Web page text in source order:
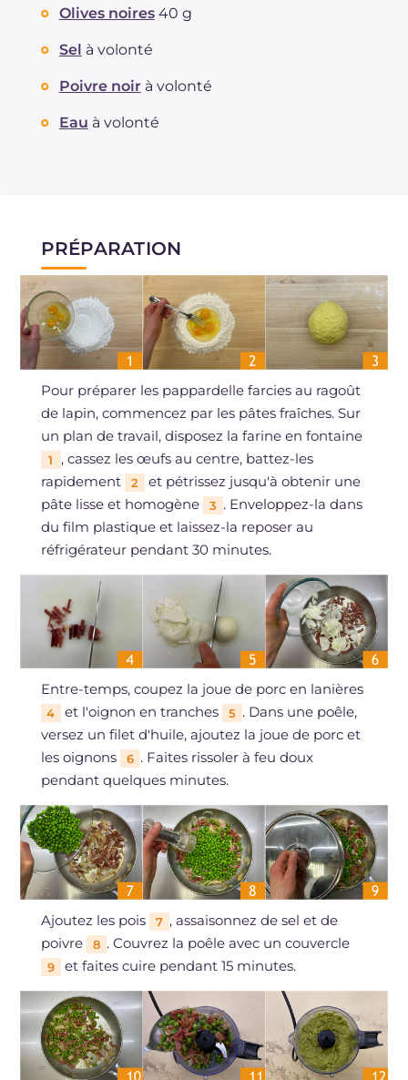
Olives noires 40 g
Sel à volonté
Poivre noir à volonté
Eau à volonté
PRÉPARATION
Pour préparer les pappardelle farcies au ragoût
de lapin, commencez par les pâtes fraîches. Sur
un plan de travail, disposez la farine en fontaine
1
, cassez les œufs au centre, battez-les
rapidement
2
et pétrissez jusqu'à obtenir une
pâte lisse et homogène
3 . Enveloppez-la dans
du film plastique et laissez-la reposer au
réfrigérateur pendant 30 minutes.
Entre-temps, coupez la joue de porc en lanières
4 et l'oignon en tranches 5 . Dans une poêle,
versez un filet d'huile, ajoutez la joue de porc et
les oignons
6 . Faites rissoler à feu doux
pendant quelques minutes.
Ajoutez les pois 7 , assaisonnez de sel et de
poivre
8 . Couvrez la poêle avec un couvercle
9 et faites cuire pendant 15 minutes.